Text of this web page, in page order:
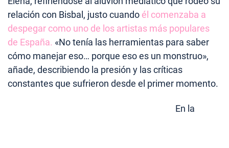
relación con Bisbal, justo cuando él comenzaba a
despegar como uno de los artistas más populares
de España. «No tenía las herramientas para saber
cómo manejar eso… porque eso es un monstruo»,
añade, describiendo la presión y las críticas
constantes que sufrieron desde el primer momento.
En la